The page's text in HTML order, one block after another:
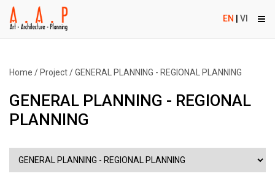
EN VI
Home / Project/GENERAL PLANNING - REGIONAL PLANNING
GENERAL PLANNING - REGIONAL
PLANNING